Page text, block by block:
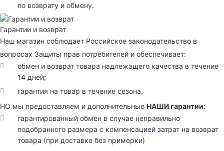
по возврату и обмену.
Гарантии и возврат
Наш магазин соблюдает Российское законодательство в
вопросах Защиты прав потребителей и обеспечивает:
обмен и возврат товара надлежащего качества в течение
14 дней;
гарантия на товар в течение сезона.
НО мы предоставляем и дополнительные НАШИ гарантии:
гарантированный обмен в случае неправильно
подобранного размера с компенсацией затрат на возврат
товара (при доставке без примерки)